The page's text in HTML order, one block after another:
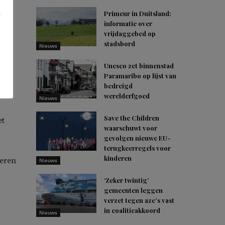
Nieuws
Primeur in Duitsland:
informatie over
vrijdaggebed op
stadsbord
Nieuws
Unesco zet binnenstad
Paramaribo op lijst van
bedreigd
werelderfgoed
Nieuws
Save the Children
waarschuwt voor
gevolgen nieuwe EU-
terugkeerregels voor
kinderen
Nieuws
‘Zeker twintig’
gemeenten leggen
verzet tegen azc’s vast
in coalitieakkoord